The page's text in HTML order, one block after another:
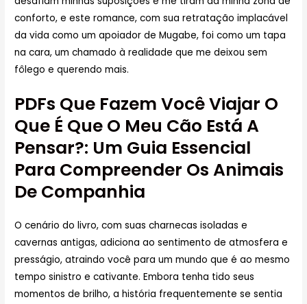
conforto, e este romance, com sua retratação implacável
da vida como um apoiador de Mugabe, foi como um tapa
na cara, um chamado à realidade que me deixou sem
fôlego e querendo mais.
PDFs Que Fazem Você Viajar O
Que É Que O Meu Cão Está A
Pensar?: Um Guia Essencial
Para Compreender Os Animais
De Companhia
O cenário do livro, com suas charnecas isoladas e
cavernas antigas, adiciona ao sentimento de atmosfera e
presságio, atraindo você para um mundo que é ao mesmo
tempo sinistro e cativante. Embora tenha tido seus
momentos de brilho, a história frequentemente se sentia